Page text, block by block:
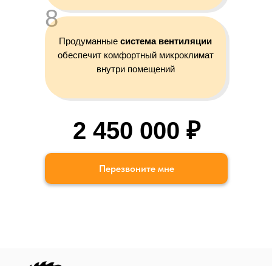
8
Продуманные система вентиляции
обеспечит комфортный микроклимат
внутри помещений
Перезвоните мне
2 450 000 ₽
Строительство и продажа бань
Новосибирск
Весь каталог
Портфолио
Блог
Дома-бани
Каркасные бани
профилированного
Индивидуальные